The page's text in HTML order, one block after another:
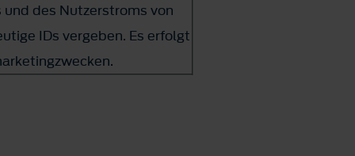
des Nutzerstroms von
IDs vergeben. Es erfolgt